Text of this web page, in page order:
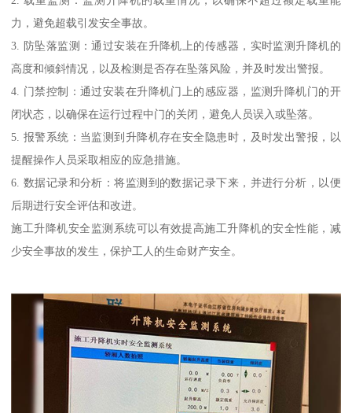
力，避免超载引发安全事故。
3. 防坠落监测：通过安装在升降机上的传感器，实时监测升降机的
高度和倾斜情况，以及检测是否存在坠落风险，并及时发出警报。
4. 门禁控制：通过安装在升降机门上的感应器，监测升降机门的开
闭状态，以确保在运行过程中门的关闭，避免人员误入或坠落。
5. 报警系统：当监测到升降机存在安全隐患时，及时发出警报，以
提醒操作人员采取相应的应急措施。
6. 数据记录和分析：将监测到的数据记录下来，并进行分析，以便
后期进行安全评估和改进。
施工升降机安全监测系统可以有效提高施工升降机的安全性能，减
少安全事故的发生，保护工人的生命财产安全。